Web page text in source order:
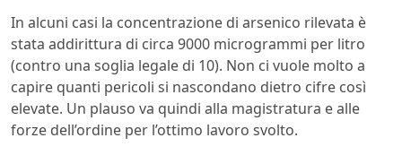
In alcuni casi la concentrazione di arsenico rilevata è
stata addirittura di circa 9000 microgrammi per litro
(contro una soglia legale di 10). Non ci vuole molto a
capire quanti pericoli si nascondano dietro cifre così
elevate. Un plauso va quindi alla magistratura e alle
forze dell’ordine per l’ottimo lavoro svolto.